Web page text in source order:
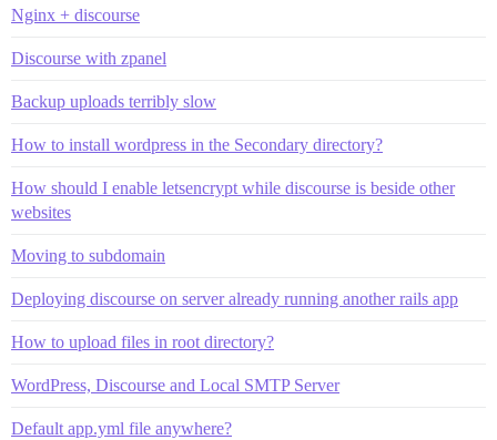
Nginx + discourse
Discourse with zpanel
Backup uploads terribly slow
How to install wordpress in the Secondary directory?
How should I enable letsencrypt while discourse is beside other
websites
Moving to subdomain
Deploying discourse on server already running another rails app
How to upload files in root directory?
WordPress, Discourse and Local SMTP Server
Default app.yml file anywhere?